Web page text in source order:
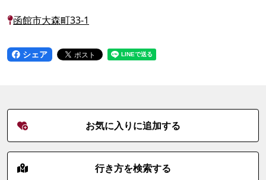
函館市大森町33-1
シェア
お気に入りに追加する
行き方を検索する